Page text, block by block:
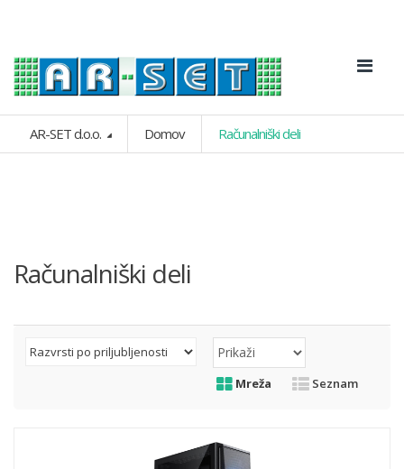
AR-SET d.o.o. Domov Računalniški deli
Računalniški deli
Mreža Seznam